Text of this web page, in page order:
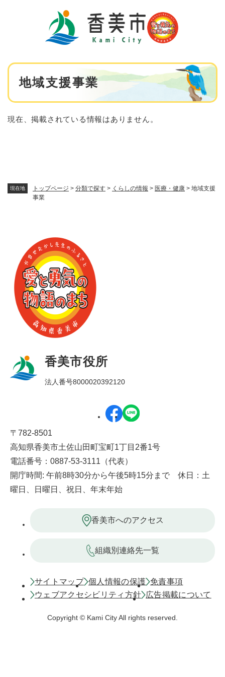
現在地 トップページ > 分類で探す > くらしの情報 > 医療・健康 > 地域支援
事業
本
地域支援事業
現在、掲載されている情報はありません。
香美市役所
法人番号8000020392120
〒782-8501
高知県香美市土佐山田町宝町1丁目2番1号
電話番号：0887-53-3111（代表）
開庁時間: 午前8時30分から午後5時15分まで 休日：土
曜日、日曜日、祝日、年末年始
香美市へのアクセス
組織別連絡先一覧
サイトマップ 個人情報の保護 免責事項
ウェブアクセシビリティ方針
広告掲載について
Copyright © Kami City All rights reserved.